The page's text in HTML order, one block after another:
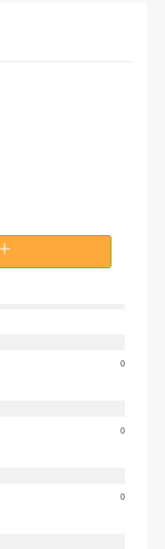
0
0
0